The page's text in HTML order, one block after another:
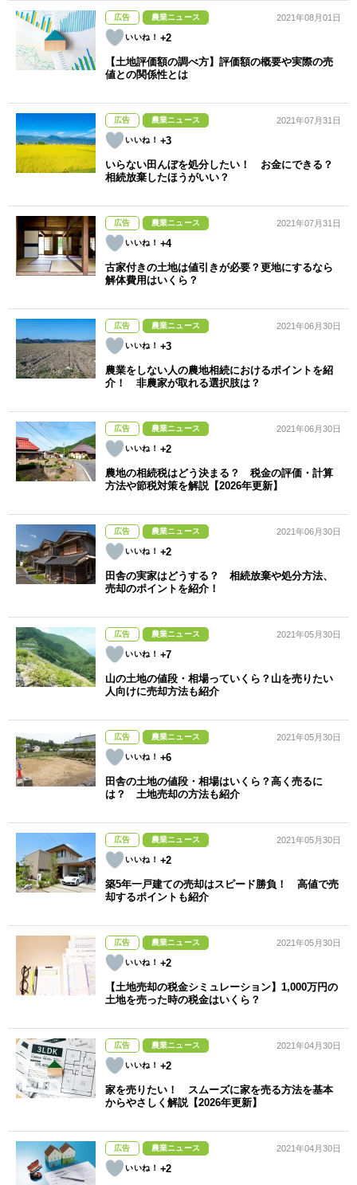
広告 農業ニュース
+2
2021年08月01日
【土地評価額の調べ方】評価額の概要や実際の売
値との関係性とは
広告 農業ニュース
+3
2021年07月31日
いらない田んぼを処分したい！ お金にできる？
相続放棄したほうがいい？
広告 農業ニュース
+4
2021年07月31日
古家付きの土地は値引きが必要？更地にするなら
解体費用はいくら？
広告 農業ニュース
+3
2021年06月30日
農業をしない人の農地相続におけるポイントを紹
介！ 非農家が取れる選択肢は？
広告 農業ニュース
+2
2021年06月30日
農地の相続税はどう決まる？ 税金の評価・計算
方法や節税対策を解説【2026年更新】
広告 農業ニュース
+2
2021年06月30日
田舎の実家はどうする？ 相続放棄や処分方法、
売却のポイントを紹介！
広告 農業ニュース
+7
2021年05月30日
山の土地の値段・相場っていくら？山を売りたい
人向けに売却方法も紹介
広告 農業ニュース
+6
2021年05月30日
田舎の土地の値段・相場はいくら？高く売るに
は？ 土地売却の方法も紹介
広告 農業ニュース
+2
2021年05月30日
築5年一戸建ての売却はスピード勝負！ 高値で売
却するポイントも紹介
広告 農業ニュース
+2
2021年05月30日
【土地売却の税金シミュレーション】1,000万円の
土地を売った時の税金はいくら？
広告 農業ニュース
+2
2021年04月30日
家を売りたい！ スムーズに家を売る方法を基本
からやさしく解説【2026年更新】
広告 農業ニュース
+2
2021年04月30日